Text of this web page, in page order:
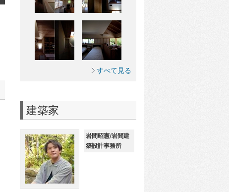
すべて見る
建築家
岩間昭憲/岩間建
築設計事務所